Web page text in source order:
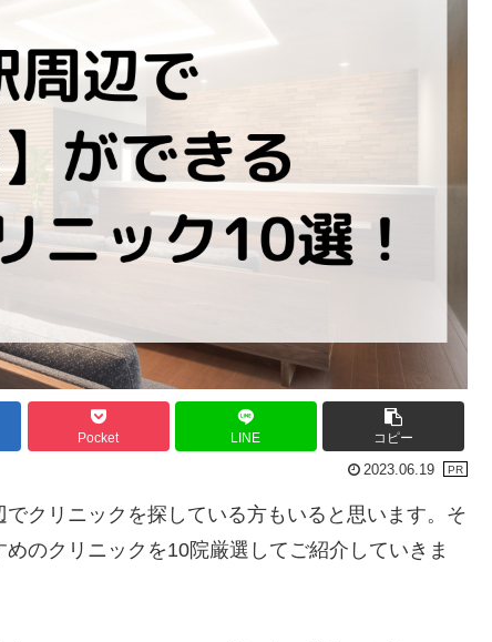
Pocket LINE コピー
2023.06.19
クリニックを探している方もいると思います。そ
のクリニックを10院厳選してご紹介していきま